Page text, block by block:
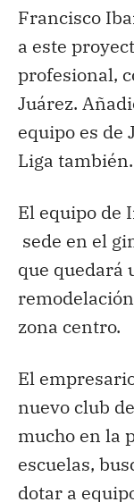
Francisco
a este
profesional,
Juárez.
equipo es de
Liga también.
El equipo de
sede en el
que quedará
zona centro.
El
nuevo club
mucho en la
escuelas,
dotar a